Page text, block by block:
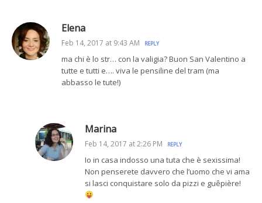
Elena
Feb 14, 2017 at 9:43 AM REPLY
ma chi è lo str… con la valigia? Buon San Valentino a
tutte e tutti e…. viva le pensiline del tram (ma
abbasso le tute!)
Marina
Feb 14, 2017 at 2:26 PM REPLY
Io in casa indosso una tuta che è sexissima!
Non penserete davvero che l’uomo che vi ama
si lasci conquistare solo da pizzi e guêpière!